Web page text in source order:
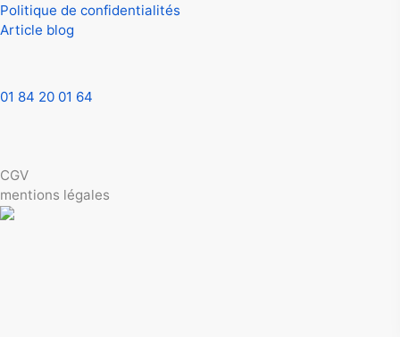
Politique de confidentialités
Article blog
01 84 20 01 64
CGV
mentions légales